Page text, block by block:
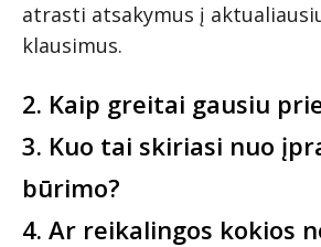
atrasti atsakymus į
klausimus.
2. Kaip greitai gausiu
3. Kuo tai skiriasi nuo
būrimo?
4. Ar reikalingos kokios